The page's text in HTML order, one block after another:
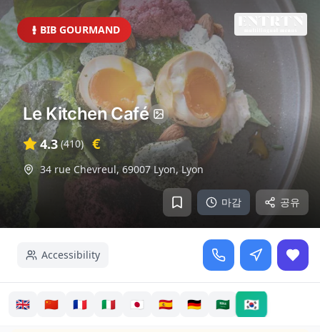
BIB GOURMAND
마감 공유
Le Kitchen Café
4.3 (410) €
34 rue Chevreul, 69007 Lyon,Lyon
Accessibility
🇬🇧 🇨🇳 🇫🇷 🇮🇹 🇯🇵 🇪🇸 🇩🇪 🇸🇦 🇰🇷